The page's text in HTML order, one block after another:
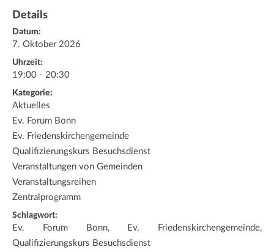
Details
Datum:
7. Oktober 2026
Uhrzeit:
19:00 - 20:30
Kategorie:
Aktuelles
Ev. Forum Bonn
Ev. Friedenskirchengemeinde
Qualifizierungskurs Besuchsdienst
Veranstaltungen von Gemeinden
Veranstaltungsreihen
Zentralprogramm
Schlagwort:
Ev. Forum Bonn, Ev. Friedenskirchengemeinde,
Qualifizierungskurs Besuchsdienst